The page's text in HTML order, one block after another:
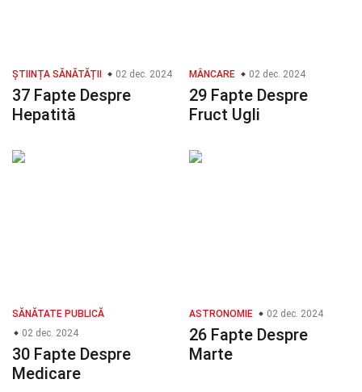
ȘTIINȚA SĂNĂTĂȚII 02 dec. 2024
37 Fapte Despre
Hepatită
MÂNCARE 02 dec. 2024
29 Fapte Despre
Fruct Ugli
SĂNĂTATE PUBLICĂ
02 dec. 2024
30 Fapte Despre
Medicare
ASTRONOMIE 02 dec. 2024
26 Fapte Despre
Marte